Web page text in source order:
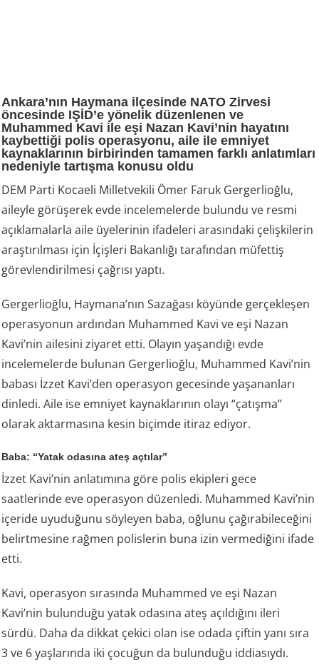
Ankara’nın Haymana ilçesinde NATO Zirvesi
öncesinde IŞİD’e yönelik düzenlenen ve
Muhammed Kavi ile eşi Nazan Kavi’nin hayatını
kaybettiği polis operasyonu, aile ile emniyet
kaynaklarının birbirinden tamamen farklı anlatımları
nedeniyle tartışma konusu oldu
DEM Parti Kocaeli Milletvekili Ömer Faruk Gergerlioğlu,
aileyle görüşerek evde incelemelerde bulundu ve resmi
açıklamalarla aile üyelerinin ifadeleri arasındaki çelişkilerin
araştırılması için İçişleri Bakanlığı tarafından müfettiş
görevlendirilmesi çağrısı yaptı.
Gergerlioğlu, Haymana’nın Sazağası köyünde gerçekleşen
operasyonun ardından Muhammed Kavi ve eşi Nazan
Kavi’nin ailesini ziyaret etti. Olayın yaşandığı evde
incelemelerde bulunan Gergerlioğlu, Muhammed Kavi’nin
babası İzzet Kavi’den operasyon gecesinde yaşananları
dinledi. Aile ise emniyet kaynaklarının olayı “çatışma”
olarak aktarmasına kesin biçimde itiraz ediyor.
Baba: “Yatak odasına ateş açtılar”
İzzet Kavi’nin anlatımına göre polis ekipleri gece
saatlerinde eve operasyon düzenledi. Muhammed Kavi’nin
içeride uyuduğunu söyleyen baba, oğlunu çağırabileceğini
belirtmesine rağmen polislerin buna izin vermediğini ifade
etti.
Kavi, operasyon sırasında Muhammed ve eşi Nazan
Kavi’nin bulunduğu yatak odasına ateş açıldığını ileri
sürdü. Daha da dikkat çekici olan ise odada çiftin yanı sıra
3 ve 6 yaşlarında iki çocuğun da bulunduğu iddiasıydı.